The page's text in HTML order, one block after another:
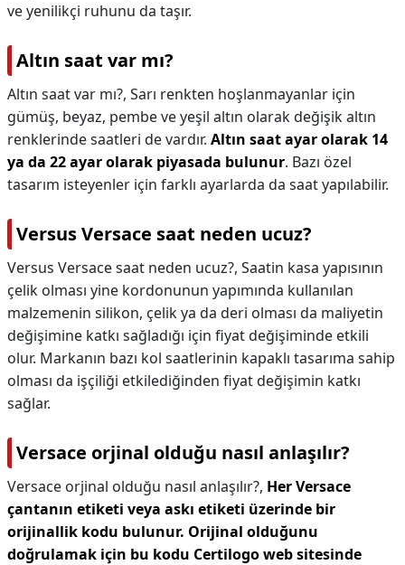
ve yenilikçi ruhunu da taşır.
Altın saat var mı?
Altın saat var mı?, Sarı renkten hoşlanmayanlar için
gümüş, beyaz, pembe ve yeşil altın olarak değişik altın
renklerinde saatleri de vardır. Altın saat ayar olarak 14
ya da 22 ayar olarak piyasada bulunur. Bazı özel
tasarım isteyenler için farklı ayarlarda da saat yapılabilir.
Versus Versace saat neden ucuz?
Versus Versace saat neden ucuz?, Saatin kasa yapısının
çelik olması yine kordonunun yapımında kullanılan
malzemenin silikon, çelik ya da deri olması da maliyetin
değişimine katkı sağladığı için fiyat değişiminde etkili
olur. Markanın bazı kol saatlerinin kapaklı tasarıma sahip
olması da işçiliği etkilediğinden fiyat değişimin katkı
sağlar.
Versace orjinal olduğu nasıl anlaşılır?
Versace orjinal olduğu nasıl anlaşılır?, Her Versace
çantanın etiketi veya askı etiketi üzerinde bir
orijinallik kodu bulunur. Orijinal olduğunu
doğrulamak için bu kodu Certilogo web sitesinde